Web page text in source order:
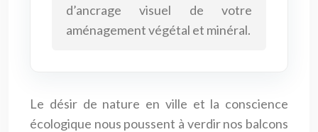
d’ancrage visuel de votre
aménagement végétal et minéral.
Le désir de nature en ville et la conscience
écologique nous poussent à verdir nos balcons